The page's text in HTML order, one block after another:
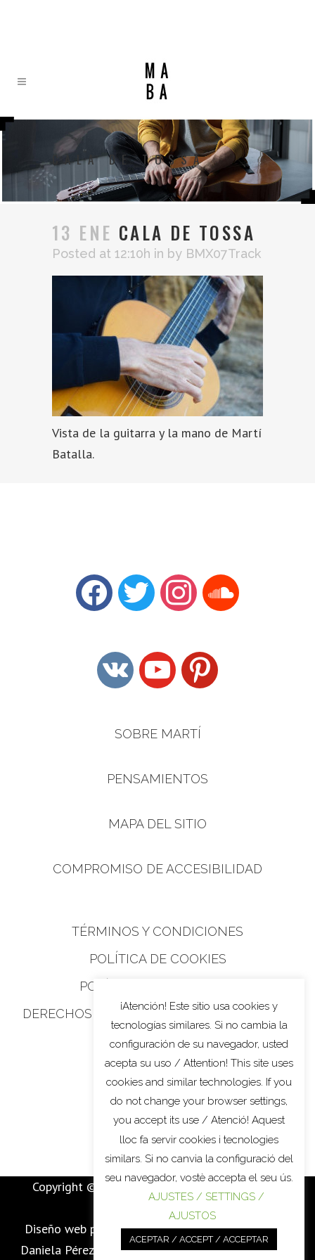
CALA DE TOSSA
13 ENE CALA DE TOSSA
Posted at 12:10h in by BMX07Track
Vista de la guitarra y la mano de Martí
Batalla.
facebooktwitter instagramsoundcloud
vkontakteyoutubepinterest
SOBRE MARTÍ
PENSAMIENTOS
MAPA DEL SITIO
COMPROMISO DE ACCESIBILIDAD
TÉRMINOS Y CONDICIONES
POLÍTICA DE COOKIES
POLÍTICA DE PRIVACIDAD
DERECHOS DE PRIVACIDAD DE CALIFORNIA
Copyright © 2022MARTÍ BATALLA. All Rights
Reserved.
Diseño web por / Webdesign by / disseny web per
Daniela Pérez – Ángel Jiménez. Contactar / Contact:
¡Atención! Este sitio usa cookies y
tecnologías similares. Si no cambia la
configuración de su navegador, usted
acepta su uso / Attention! This site uses
cookies and similar technologies. If you
do not change your browser settings,
you accept its use / Atenció! Aquest
lloc fa servir cookies i tecnologies
similars. Si no canvia la configuració del
seu navegador, vostè accepta el seu ús.
AJUSTES / SETTINGS /
AJUSTOS
ACEPTAR / ACCEPT / ACCEPTAR